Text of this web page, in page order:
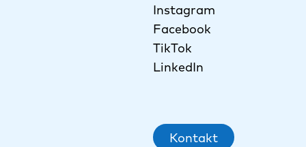
Instagram
Facebook
TikTok
LinkedIn
Kontakt